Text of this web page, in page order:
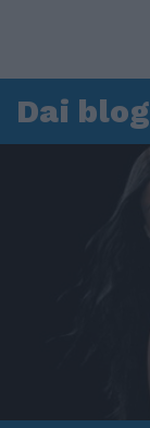
Dai blog